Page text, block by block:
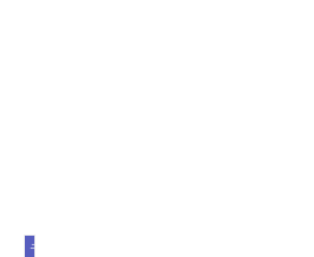
モンハンライズ サンブレイク